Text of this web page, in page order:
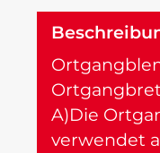
A)Die
verwendet